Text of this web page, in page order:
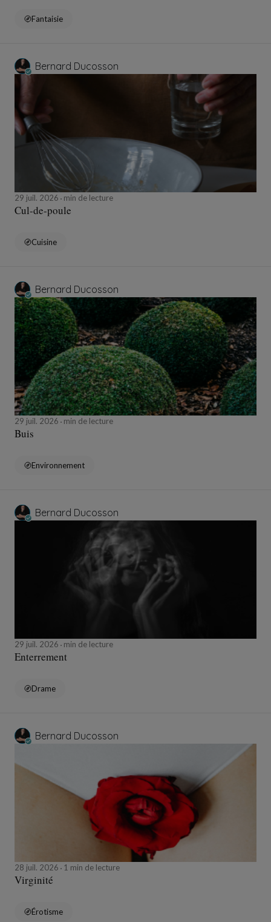
Fantaisie
Bernard Ducosson
29 juil. 2026 min de lecture
Cul-de-poule
Cuisine
Bernard Ducosson
29 juil. 2026 min de lecture
Buis
Environnement
Bernard Ducosson
29 juil. 2026 min de lecture
Enterrement
Drame
Bernard Ducosson
28 juil. 2026 1 min de lecture
Virginité
Érotisme